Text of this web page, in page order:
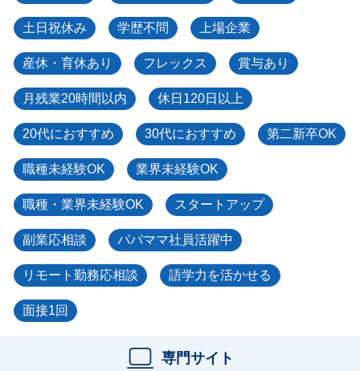
土日祝休み 学歴不問 上場企業
産休・育休あり フレックス 賞与あり
月残業20時間以内 休日120日以上
20代におすすめ 30代におすすめ 第二新卒OK
職種未経験OK 業界未経験OK
職種・業界未経験OK スタートアップ
副業応相談 パパママ社員活躍中
リモート勤務応相談 語学力を活かせる
面接1回
専門サイト